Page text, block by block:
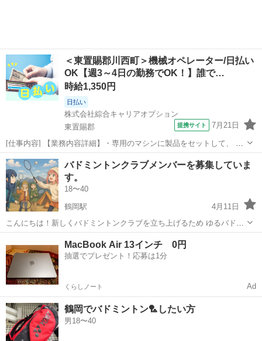
＜東置賜郡川西町＞機械オペレーター/日払い
OK【週3～4日の勤務でOK！】誰で…
時給1,350円
日払い
株式会社綜合キャリアオプション
東置賜郡
提携サイト 7月21日
[仕事内容] 【業務内容詳細】・専用のマシンに製品をセットして、 電
圧を加えます・抵抗値が基準内かどうかをチェックします(検査)・製品
の外観を目視で確認します(傷・ゴミなど)・手順はシンプルで、 特別
な知識や資格は不要です・...
山形 東置賜郡
バドミントンクラブメンバーを募集していま
す。
18〜40
鶴岡駅
4月11日
こんにちは！新しくバドミントンクラブを立ち上げるため ゆるバド会
のメンバーを募集しています。 初心者から経験者まで大歓迎です。
【クラブ概要】 ・クラブ名：ゆるくバドミントンをする会 (ゆるバド
会) ・活動拠点...
バドミントン バドミントンクラブ
MacBook Air 13インチ 0円
抽選でプレゼント！応募は1分
くらしノート Ad
鶴岡でバドミントン🏸したい方
男18〜40